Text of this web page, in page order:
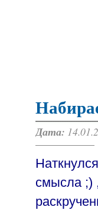
Дата:
смысла ;)